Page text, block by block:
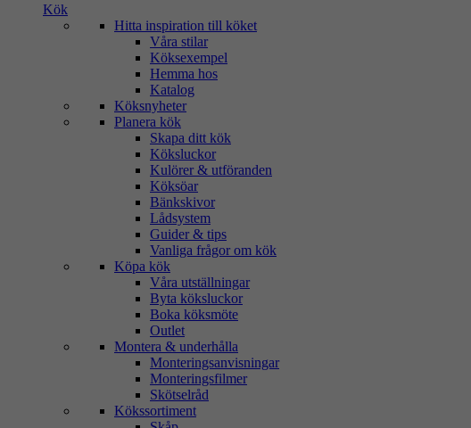
Kök
Hitta inspiration till köket
Våra stilar
Köksexempel
Hemma hos
Katalog
Köksnyheter
Planera kök
Skapa ditt kök
Köksluckor
Kulörer & utföranden
Köksöar
Bänkskivor
Lådsystem
Guider & tips
Vanliga frågor om kök
Köpa kök
Våra utställningar
Byta köksluckor
Boka köksmöte
Outlet
Montera & underhålla
Monteringsanvisningar
Monteringsfilmer
Skötselråd
Kökssortiment